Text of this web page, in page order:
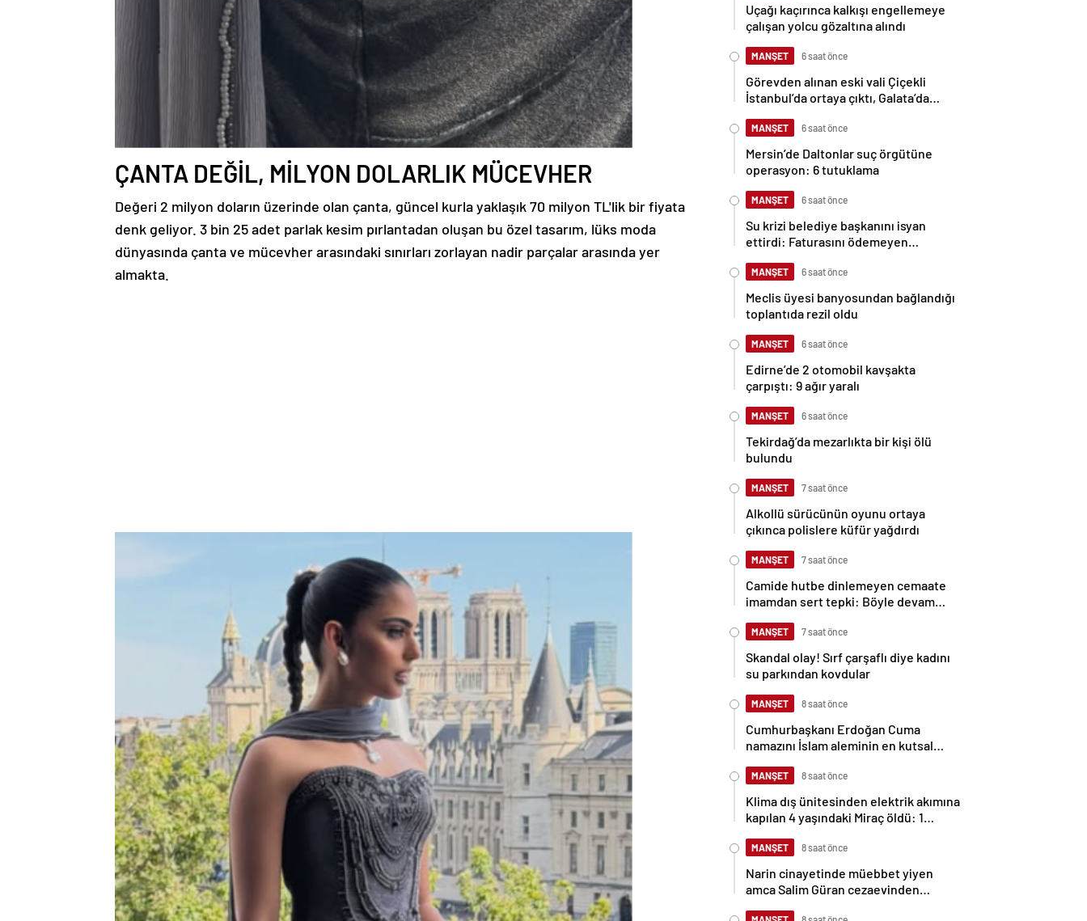
ÇANTA DEĞİL, MİLYON DOLARLIK MÜCEVHER
Değeri 2 milyon doların üzerinde olan çanta, güncel kurla yaklaşık 70 milyon TL'lik bir fiyata
denk geliyor. 3 bin 25 adet parlak kesim pırlantadan oluşan bu özel tasarım, lüks moda
dünyasında çanta ve mücevher arasındaki sınırları zorlayan nadir parçalar arasında yer
almakta.
Uçağı kaçırınca kalkışı engellemeye
çalışan yolcu gözaltına alındı
MANŞET 6 saat önce
Görevden alınan eski vali Çiçekli
İstanbul’da ortaya çıktı, Galata’da
MANŞET 6 saat önce
Mersin’de Daltonlar suç örgütüne
operasyon: 6 tutuklama
MANŞET 6 saat önce
Su krizi belediye başkanını isyan
ettirdi: Faturasını ödemeyen
MANŞET 6 saat önce
Meclis üyesi banyosundan bağlandığı
toplantıda rezil oldu
MANŞET 6 saat önce
Edirne’de 2 otomobil kavşakta
çarpıştı: 9 ağır yaralı
MANŞET 6 saat önce
Tekirdağ’da mezarlıkta bir kişi ölü
bulundu
MANŞET 7 saat önce
Alkollü sürücünün oyunu ortaya
çıkınca polislere küfür yağdırdı
MANŞET 7 saat önce
Camide hutbe dinlemeyen cemaate
imamdan sert tepki: Böyle devam
MANŞET 7 saat önce
Skandal olay! Sırf çarşaflı diye kadını
su parkından kovdular
MANŞET 8 saat önce
Cumhurbaşkanı Erdoğan Cuma
namazını İslam aleminin en kutsal
MANŞET 8 saat önce
Klima dış ünitesinden elektrik akımına
kapılan 4 yaşındaki Miraç öldü: 1
MANŞET 8 saat önce
Narin cinayetinde müebbet yiyen
amca Salim Güran cezaevinden